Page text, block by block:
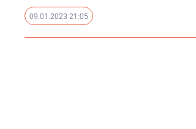
09.01.2023 21:05